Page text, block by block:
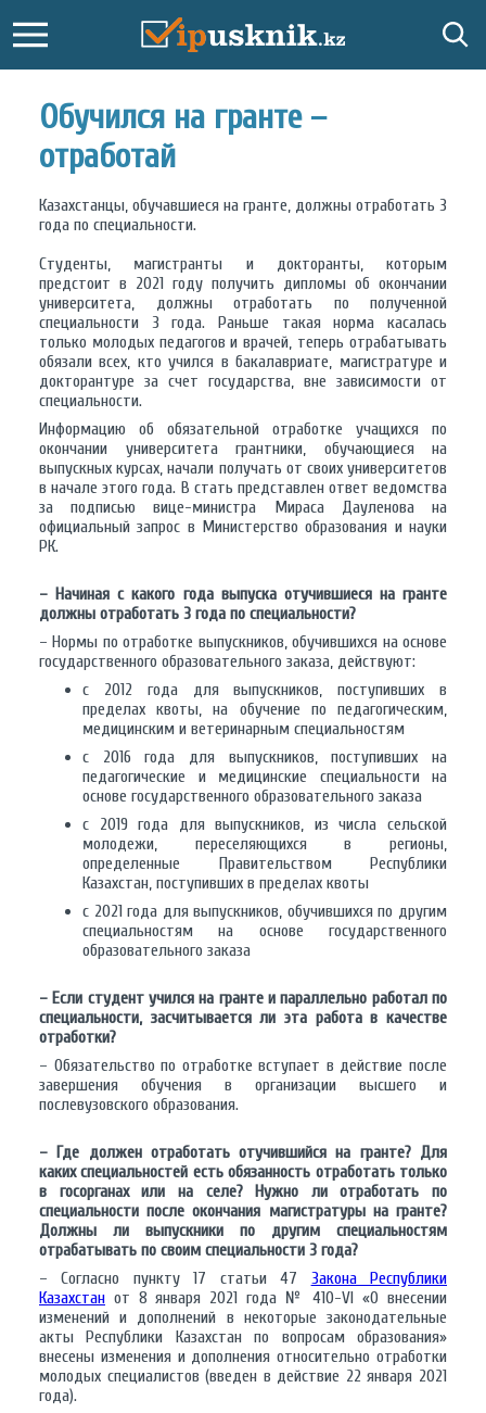
Обучился на гранте –
отработай
Казахстанцы, обучавшиеся на гранте, должны отработать 3
года по специальности.
Студенты, магистранты и докторанты, которым
предстоит в 2021 году получить дипломы об окончании
университета, должны отработать по полученной
специальности 3 года. Раньше такая норма касалась
только молодых педагогов и врачей, теперь отрабатывать
обязали всех, кто учился в бакалавриате, магистратуре и
докторантуре за счет государства, вне зависимости от
специальности.
Информацию об обязательной отработке учащихся по
окончании университета грантники, обучающиеся на
выпускных курсах, начали получать от своих университетов
в начале этого года. В стать представлен ответ ведомства
за подписью вице-министра Мираса Дауленова на
официальный запрос в Министерство образования и науки
РК.
– Начиная с какого года выпуска отучившиеся на гранте
должны отработать 3 года по специальности?
– Нормы по отработке выпускников, обучившихся на основе
государственного образовательного заказа, действуют:
с 2012 года для выпускников, поступивших в
пределах квоты, на обучение по педагогическим,
медицинским и ветеринарным специальностям
с 2016 года для выпускников, поступивших на
педагогические и медицинские специальности на
основе государственного образовательного заказа
с 2019 года для выпускников, из числа сельской
молодежи, переселяющихся в регионы,
определенные Правительством Республики
Казахстан, поступивших в пределах квоты
с 2021 года для выпускников, обучившихся по другим
специальностям на основе государственного
образовательного заказа
– Если студент учился на гранте и параллельно работал по
специальности, засчитывается ли эта работа в качестве
отработки?
– Обязательство по отработке вступает в действие после
завершения обучения в организации высшего и
послевузовского образования.
– Где должен отработать отучившийся на гранте? Для
каких специальностей есть обязанность отработать только
в госорганах или на селе? Нужно ли отработать по
специальности после окончания магистратуры на гранте?
Должны ли выпускники по другим специальностям
отрабатывать по своим специальности 3 года?
– Согласно пункту 17 статьи 47 Закона Республики
Казахстан от 8 января 2021 года № 410-VI «О внесении
изменений и дополнений в некоторые законодательные
акты Республики Казахстан по вопросам образования»
внесены изменения и дополнения относительно отработки
молодых специалистов (введен в действие 22 января 2021
года).